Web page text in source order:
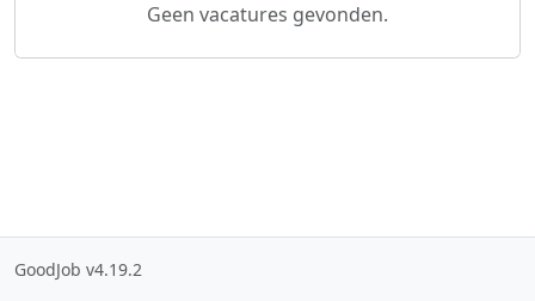
Geen vacatures gevonden.
GoodJob v4.19.2